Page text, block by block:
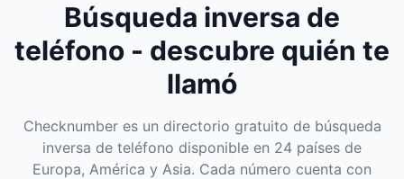
Búsqueda inversa de
teléfono - descubre quién te
llamó
Checknumber es un directorio gratuito de búsqueda
inversa de teléfono disponible en 24 países de
Europa, América y Asia. Cada número cuenta con